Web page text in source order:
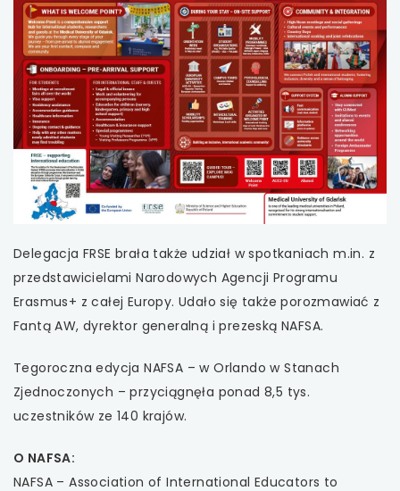
Delegacja FRSE brała także udział w spotkaniach m.in. z
przedstawicielami Narodowych Agencji Programu
Erasmus+ z całej Europy. Udało się także porozmawiać z
Fantą AW, dyrektor generalną i prezeską NAFSA.
Tegoroczna edycja NAFSA – w Orlando w Stanach
Zjednoczonych – przyciągnęła ponad 8,5 tys.
uczestników ze 140 krajów.
O NAFSA:
NAFSA – Association of International Educators to